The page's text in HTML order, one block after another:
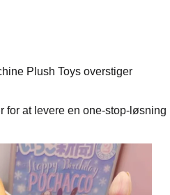
Plush Toys overstiger
for at levere en one-stop-løsning